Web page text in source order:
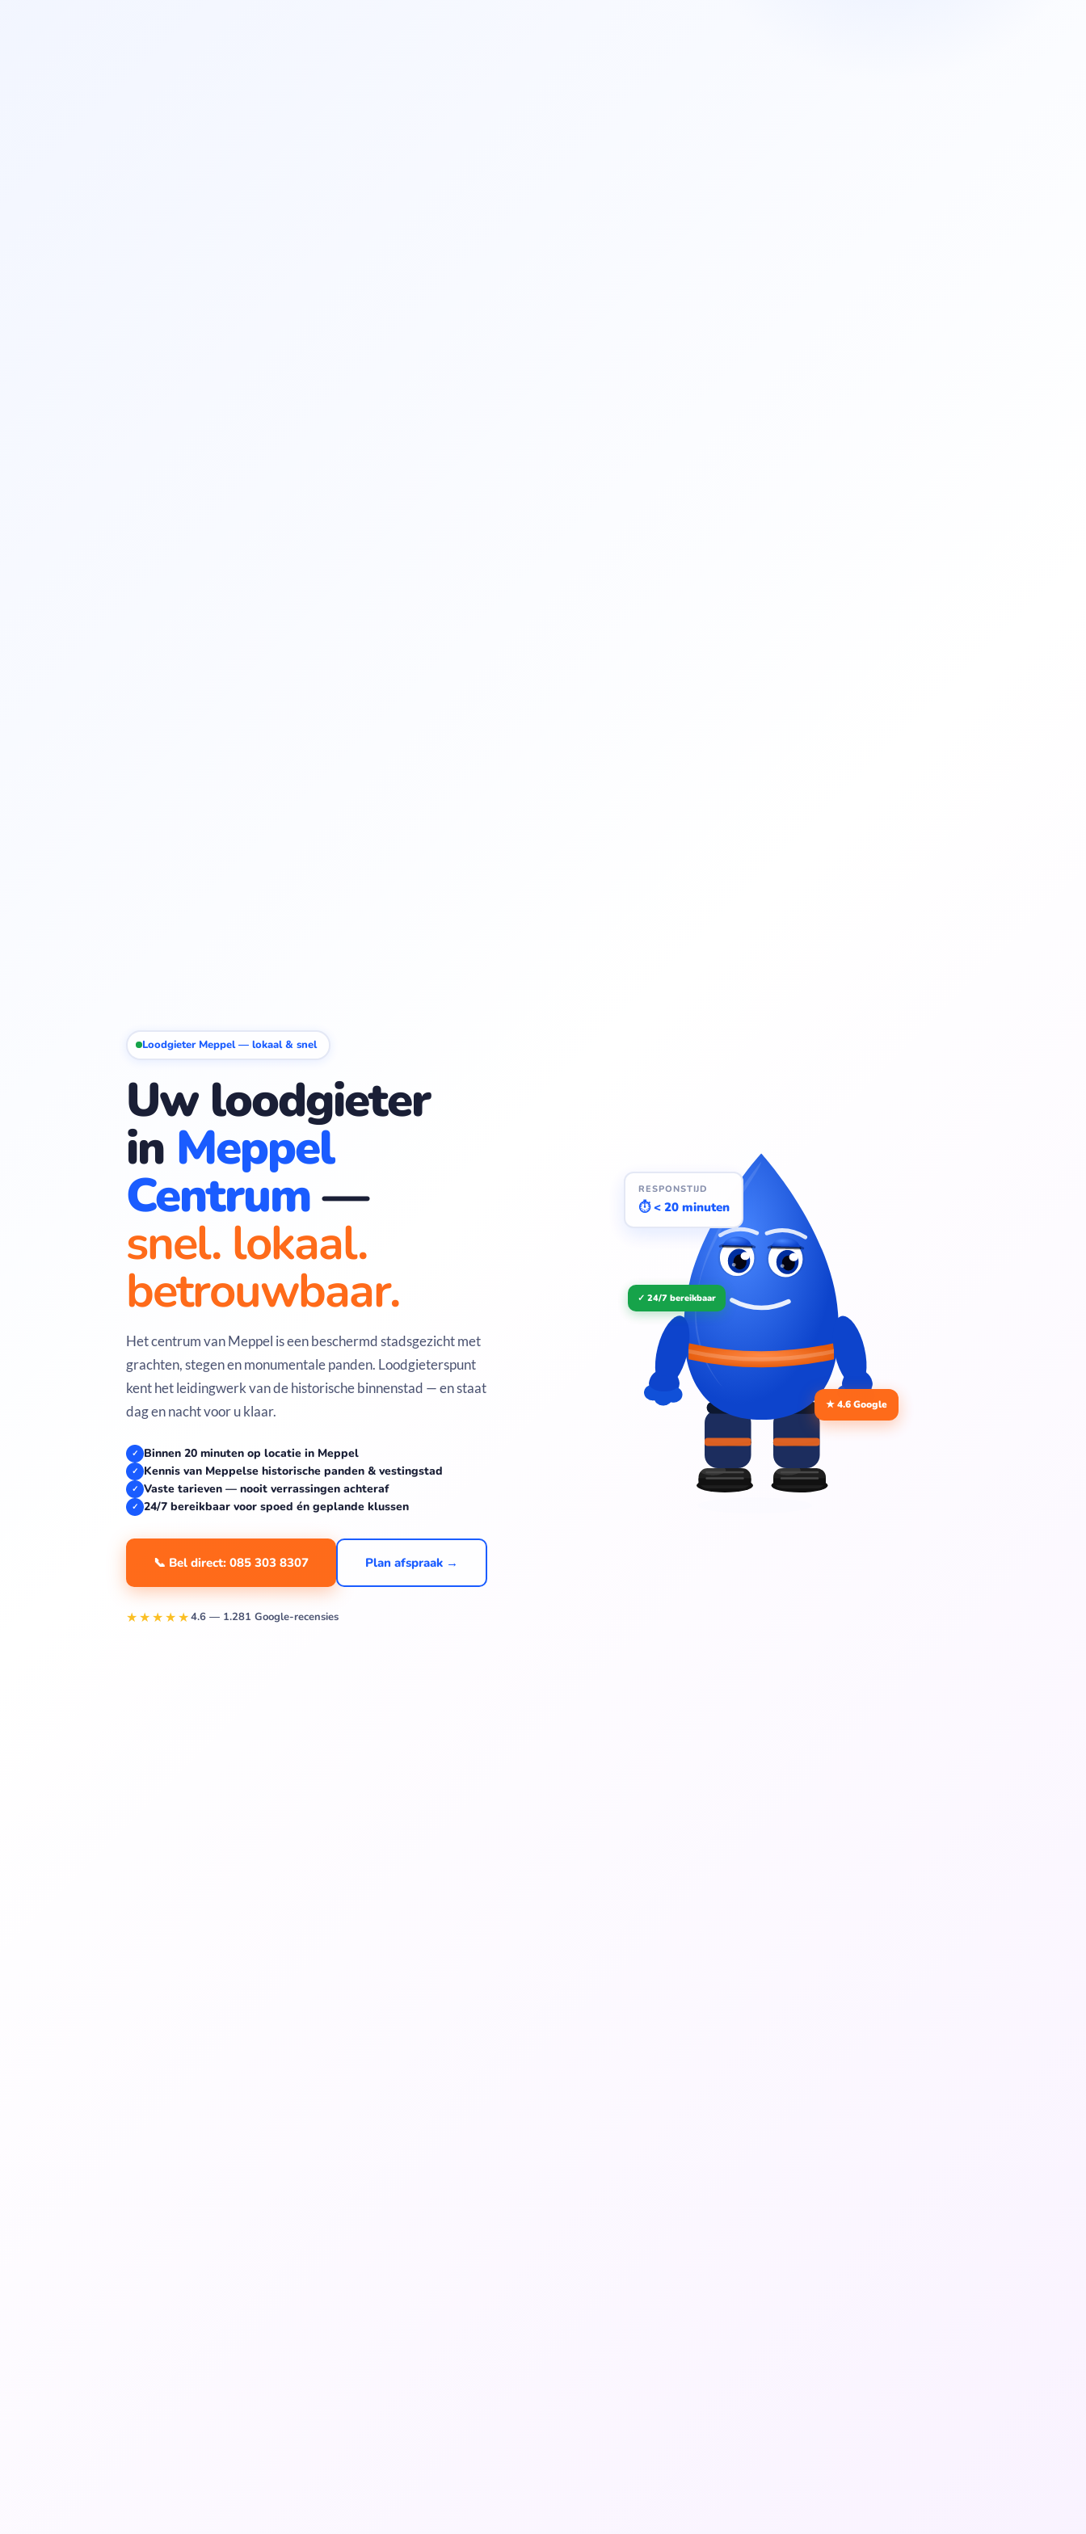
Loodgieter Meppel — lokaal & snel
Uw loodgieter
in Meppel
Centrum—
snel. lokaal.
betrouwbaar.
Het centrum van Meppel is een beschermd stadsgezicht met
grachten, stegen en monumentale panden. Loodgieterspunt
kent het leidingwerk van de historische binnenstad — en staat
dag en nacht voor u klaar.
✓ Binnen 20 minuten op locatie in Meppel
✓ Kennis van Meppelse historische panden & vestingstad
✓ Vaste tarieven — nooit verrassingen achteraf
✓ 24/7 bereikbaar voor spoed én geplande klussen
📞 Bel direct: 085 303 8307 Plan afspraak →
★★★★★4.6 — 1.281 Google-recensies
RESPONSTIJD
⏱ < 20 minuten
★ 4.6 Google
✓ 24/7 bereikbaar